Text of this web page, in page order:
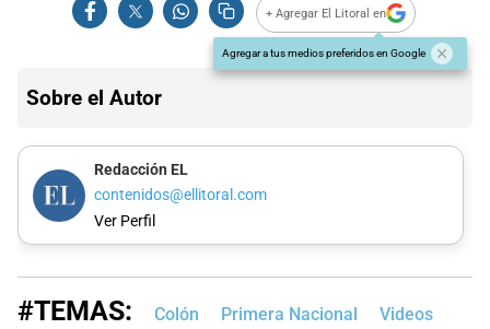
+ Agregar El Litoral en
Agregar a tus medios preferidos en Google
Sobre el Autor
Redacción EL
contenidos@ellitoral.com
Ver Perfil
#TEMAS: Colón Primera Nacional Videos